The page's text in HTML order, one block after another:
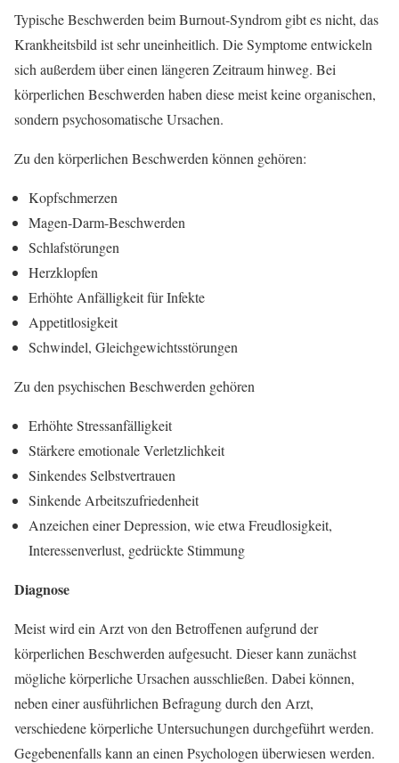
Typische Beschwerden beim Burnout-Syndrom gibt es nicht, das
Krankheitsbild ist sehr uneinheitlich. Die Symptome entwickeln
sich außerdem über einen längeren Zeitraum hinweg. Bei
körperlichen Beschwerden haben diese meist keine organischen,
sondern psychosomatische Ursachen.
Zu den körperlichen Beschwerden können gehören:
Kopfschmerzen
Magen-Darm-Beschwerden
Schlafstörungen
Herzklopfen
Erhöhte Anfälligkeit für Infekte
Appetitlosigkeit
Schwindel, Gleichgewichtsstörungen
Zu den psychischen Beschwerden gehören
Erhöhte Stressanfälligkeit
Stärkere emotionale Verletzlichkeit
Sinkendes Selbstvertrauen
Sinkende Arbeitszufriedenheit
Anzeichen einer Depression, wie etwa Freudlosigkeit,
Interessenverlust, gedrückte Stimmung
Diagnose
Meist wird ein Arzt von den Betroffenen aufgrund der
körperlichen Beschwerden aufgesucht. Dieser kann zunächst
mögliche körperliche Ursachen ausschließen. Dabei können,
neben einer ausführlichen Befragung durch den Arzt,
verschiedene körperliche Untersuchungen durchgeführt werden.
Gegebenenfalls kann an einen Psychologen überwiesen werden.